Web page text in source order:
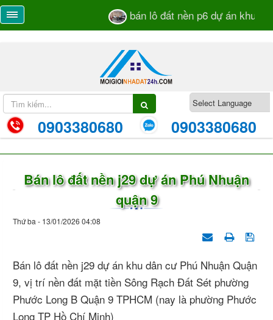
bán lô đất nền p6 dự án khu dân
0903380680 0903380680
Bán lô đất nền j29 dự án Phú Nhuận
quận 9
Thứ ba - 13/01/2026 04:08
Bán lô đất nền j29 dự án khu dân cư Phú Nhuận Quận
9, vị trí nền đất mặt tiền Sông Rạch Đất Sét phường
Phước Long B Quận 9 TPHCM (nay là phường Phước
Long TP Hồ Chí Minh)